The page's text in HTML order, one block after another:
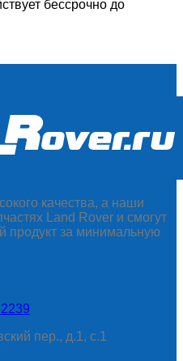
бессрочно до
качества, а наши
Land Rover и смогут
продукт за минимальную
пер., д.1, с.1